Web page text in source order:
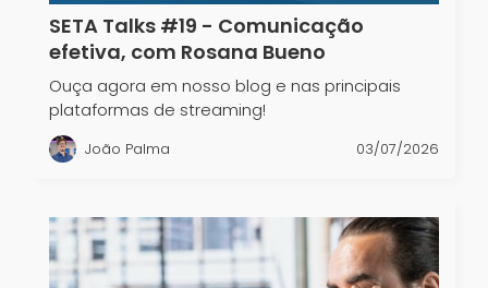
SETA Talks #19 - Comunicação
efetiva, com Rosana Bueno
Ouça agora em nosso blog e nas principais
plataformas de streaming!
João Palma 03/07/2026